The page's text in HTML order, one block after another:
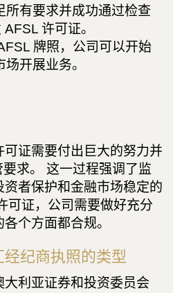
所有要求并成功通过检查
许可证。
牌照，公司可以开始
开展业务。
证需要付出巨大的努力并
求。 这一过程强调了监
者保护和金融市场稳定的
可证，公司需要做好充分
个方面都合规。
纪商执照的类型
利亚证券和投资委员会